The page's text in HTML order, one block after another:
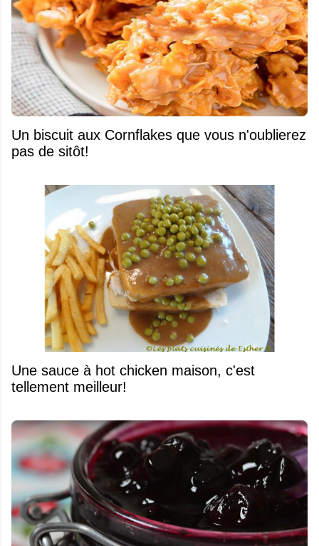
Un biscuit aux Cornflakes que vous n'oublierez
pas de sitôt!
Une sauce à hot chicken maison, c'est
tellement meilleur!